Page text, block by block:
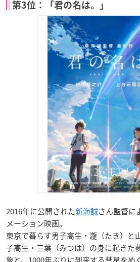
第3位：「君の名は。」
2016年に公開された新海誠さん監督に
メーション映画。
東京で暮らす男子高生・瀧（たき）と
子高生・三葉（みつは）の身に起きた